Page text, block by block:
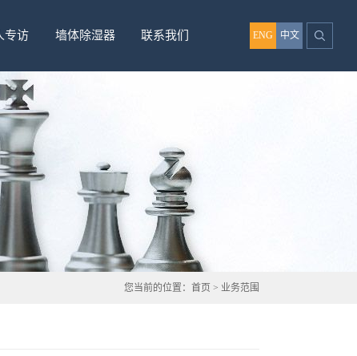
专访 墙体除湿器 联系我们 ENG 中文
您当前的位置： 首页 > 业务范围